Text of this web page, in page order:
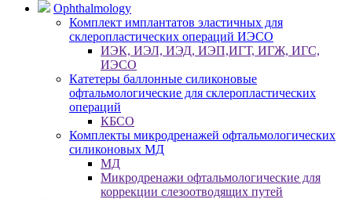
Ophthalmology
Комплект имплантатов эластичных для
склеропластических операций ИЭСО
ИЭК, ИЭЛ, ИЭД, ИЭП,ИГТ, ИГЖ, ИГС,
ИЭСО
Катетеры баллонные силиконовые
офтальмологические для склеропластических
операций
КБСО
Комплекты микродренажей офтальмологических
силиконовых МД
МД
Микродренажи офтальмологические для
коррекции слезоотводящих путей